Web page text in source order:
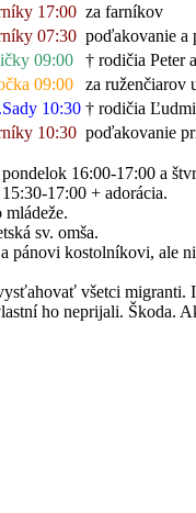
17:00 za farníkov
07:30 poďakovanie a
09:00
† rodičia Peter
09:00
za ruženčiarov
10:30 † rodičia
10:30 poďakovanie
pondelok 16:00-17:00 a
15:30-17:00 + adorácia.
sv. omša.
pánovi kostolníkovi, ale
všetci migranti.
ho neprijali.